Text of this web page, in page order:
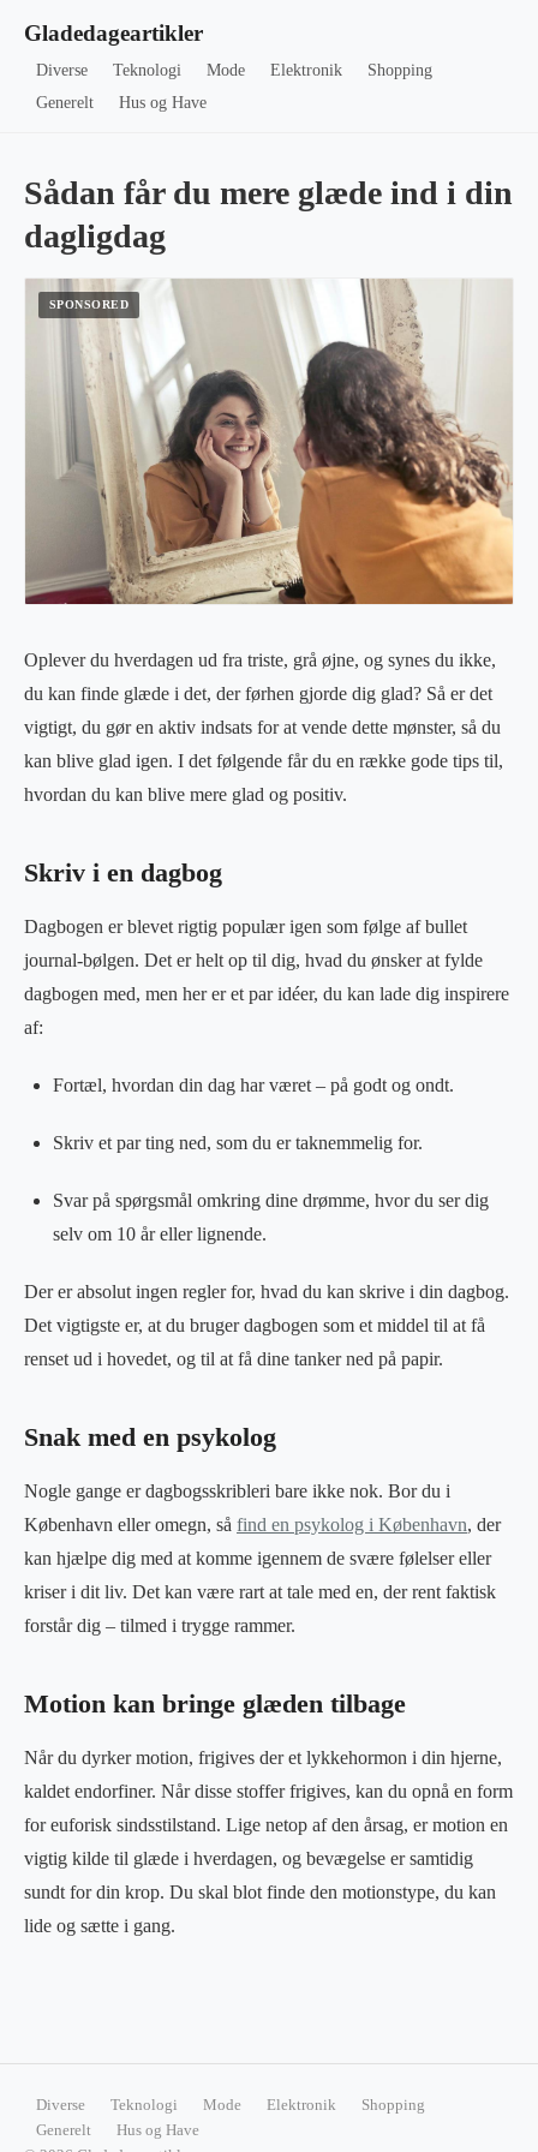
Gladedageartikler
Diverse Teknologi Mode Elektronik
Shopping
Generelt
Hus og Have
Sådan får du mere glæde ind i din
dagligdag
Oplever du hverdagen ud fra triste, grå øjne, og synes du ikke,
du kan finde glæde i det, der førhen gjorde dig glad? Så er det
vigtigt, du gør en aktiv indsats for at vende dette mønster, så du
kan blive glad igen. I det følgende får du en række gode tips til,
hvordan du kan blive mere glad og positiv.
Skriv i en dagbog
Dagbogen er blevet rigtig populær igen som følge af bullet
journal-bølgen. Det er helt op til dig, hvad du ønsker at fylde
dagbogen med, men her er et par idéer, du kan lade dig inspirere
af:
Fortæl, hvordan din dag har været – på godt og ondt.
Skriv et par ting ned, som du er taknemmelig for.
Svar på spørgsmål omkring dine drømme, hvor du ser dig
selv om 10 år eller lignende.
Der er absolut ingen regler for, hvad du kan skrive i din dagbog.
Det vigtigste er, at du bruger dagbogen som et middel til at få
renset ud i hovedet, og til at få dine tanker ned på papir.
Snak med en psykolog
Nogle gange er dagbogsskribleri bare ikke nok. Bor du i
København eller omegn, så find en psykolog i København, der
kan hjælpe dig med at komme igennem de svære følelser eller
kriser i dit liv. Det kan være rart at tale med en, der rent faktisk
forstår dig – tilmed i trygge rammer.
Motion kan bringe glæden tilbage
Når du dyrker motion, frigives der et lykkehormon i din hjerne,
kaldet endorfiner. Når disse stoffer frigives, kan du opnå en form
for euforisk sindsstilstand. Lige netop af den årsag, er motion en
vigtig kilde til glæde i hverdagen, og bevægelse er samtidig
sundt for din krop. Du skal blot finde den motionstype, du kan
lide og sætte i gang.
Diverse Teknologi Mode Elektronik
Shopping
Generelt
Hus og Have